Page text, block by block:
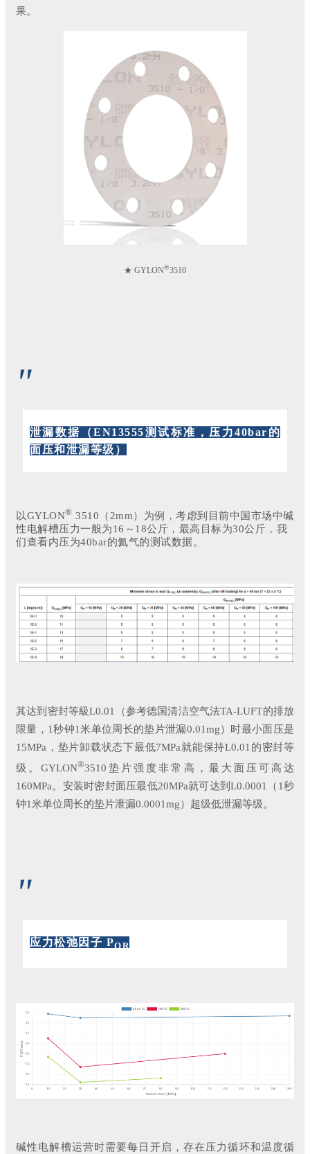
果。
★ GYLON®3510
"
泄漏数据（EN13555测试标准，压力40bar的
面压和泄漏等级）
以GYLON® 3510（2mm）为例，考虑到目前中国市场中碱
性电解槽压力一般为16～18公斤，最高目标为30公斤，我
们查看内压为40bar的氦气的测试数据。
其达到密封等級L0.01（参考德国清洁空气法TA-LUFT的排放
限量，1秒钟1米单位周长的垫片泄漏0.01mg）时最小面压是
15MPa，垫片卸载状态下最低7MPa就能保持L0.01的密封等
级。GYLON®3510垫片强度非常高，最大面压可高达
160MPa。安装时密封面压最低20MPa就可达到L0.0001（1秒
钟1米单位周长的垫片泄漏0.0001mg）超级低泄漏等级。
"
应力松弛因子 PQR
碱性电解槽运营时需要每日开启，存在压力循环和温度循